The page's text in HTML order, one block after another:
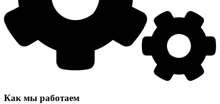
Как мы работаем